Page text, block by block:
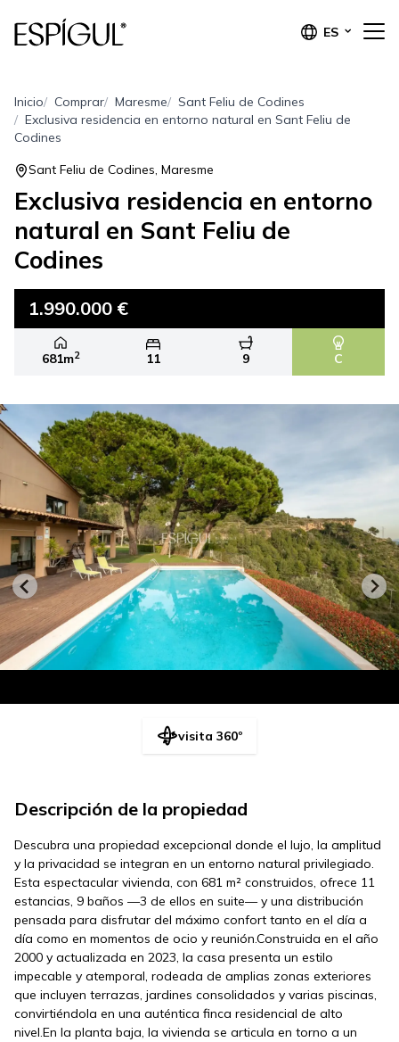
ES
Inicio Comprar Maresme
Sant Feliu de Codines
Exclusiva residencia en entorno natural en Sant Feliu de
Codines
Sant Feliu de Codines, Maresme
Exclusiva residencia en entorno
natural en Sant Feliu de
Codines
1.990.000 €
681m2 11 9 C
visita 360º
Descripción de la propiedad
Descubra una propiedad excepcional donde el lujo, la amplitud
y la privacidad se integran en un entorno natural privilegiado.
Esta espectacular vivienda, con 681 m² construidos, ofrece 11
estancias, 9 baños —3 de ellos en suite— y una distribución
pensada para disfrutar del máximo confort tanto en el día a
día como en momentos de ocio y reunión.Construida en el año
2000 y actualizada en 2023, la casa presenta un estilo
impecable y atemporal, rodeada de amplias zonas exteriores
que incluyen terrazas, jardines consolidados y varias piscinas,
convirtiéndola en una auténtica finca residencial de alto
nivel.En la planta baja, la vivienda se articula en torno a un